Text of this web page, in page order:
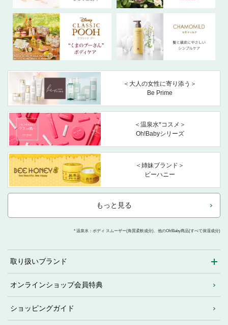
＜大人の女性に寄り添う＞
Be Prime
＜温泉水*コスメ＞
Oh!Babyシリーズ
＜姉妹ブランド＞
ビーハニー
もっと見る
* 温泉水：ボディ スムーザー(角質柔軟成分)、他のOh!Baby商品(すべて保湿成分)
取り扱いブランド
オンラインショップ会員特典
ショッピングガイド